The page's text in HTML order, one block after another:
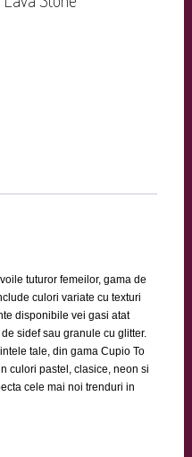
tuturor femeilor, gama de
culori variate cu texturi
disponibile vei gasi atat
sidef sau granule cu glitter.
tale, din gama Cupio To
culori pastel, clasice, neon si
cele mai noi trenduri in